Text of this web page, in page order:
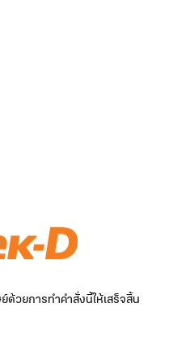
วยการทำคำสั่งนี้ให้เสร็จสิ้น